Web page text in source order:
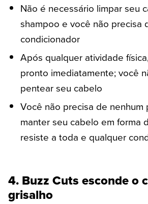
Não é necessário limpar seu
shampoo e você não precisa
condicionador
Após qualquer atividade
pronto imediatamente; você
pentear seu cabelo
Você não precisa de nenhum
manter seu cabelo em forma
resiste a toda e qualquer
4. Buzz Cuts esconde o
grisalho